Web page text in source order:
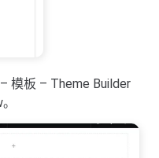
模板 – Theme Builder